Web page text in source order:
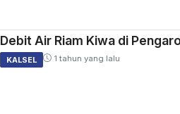
Debit Air Riam Kiwa di
KALSEL 1 tahun yang lalu